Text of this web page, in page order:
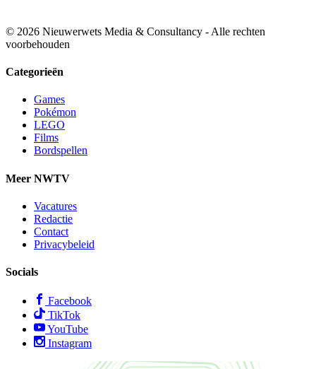
© 2026 Nieuwerwets Media & Consultancy - Alle rechten
voorbehouden
Categorieën
Games
Pokémon
LEGO
Films
Bordspellen
Meer NWTV
Vacatures
Redactie
Contact
Privacybeleid
Socials
Facebook
TikTok
YouTube
Instagram